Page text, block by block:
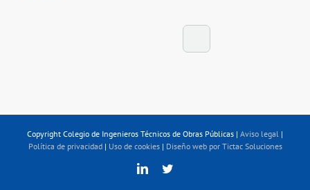
Copyright Colegio de Ingenieros Técnicos de Obras Públicas | Aviso legal |
Política de privacidad| Uso de cookies| Diseño web por Tictac Soluciones
LinkedinTwitter